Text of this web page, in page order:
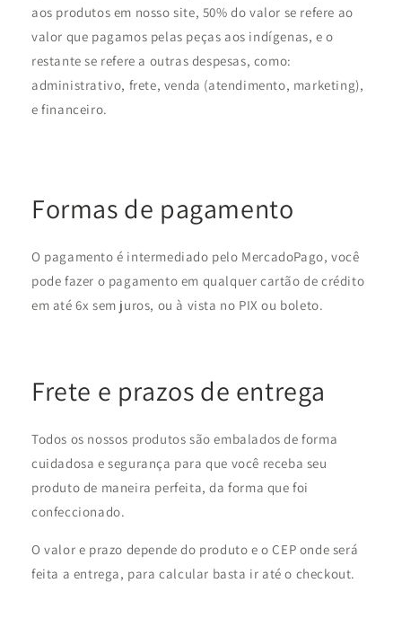
aos produtos em nosso site, 50% do valor se refere ao
valor que pagamos pelas peças aos indígenas, e o
restante se refere a outras despesas, como:
administrativo, frete, venda (atendimento, marketing),
e financeiro.
Formas de pagamento
O pagamento é intermediado pelo MercadoPago, você
pode fazer o pagamento em qualquer cartão de crédito
em até 6x sem juros, ou à vista no PIX ou boleto.
Frete e prazos de entrega
Todos os nossos produtos são embalados de forma
cuidadosa e segurança para que você receba seu
produto de maneira perfeita, da forma que foi
confeccionado.
O valor e prazo depende do produto e o CEP onde será
feita a entrega, para calcular basta ir até o checkout.